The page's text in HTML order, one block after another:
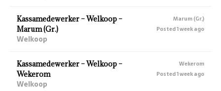
Kassamedewerker – Welkoop –
Marum (Gr.)
Welkoop
Marum (Gr.)
Posted 1 week ago
Kassamedewerker – Welkoop –
Wekerom
Welkoop
Wekerom
Posted 1 week ago